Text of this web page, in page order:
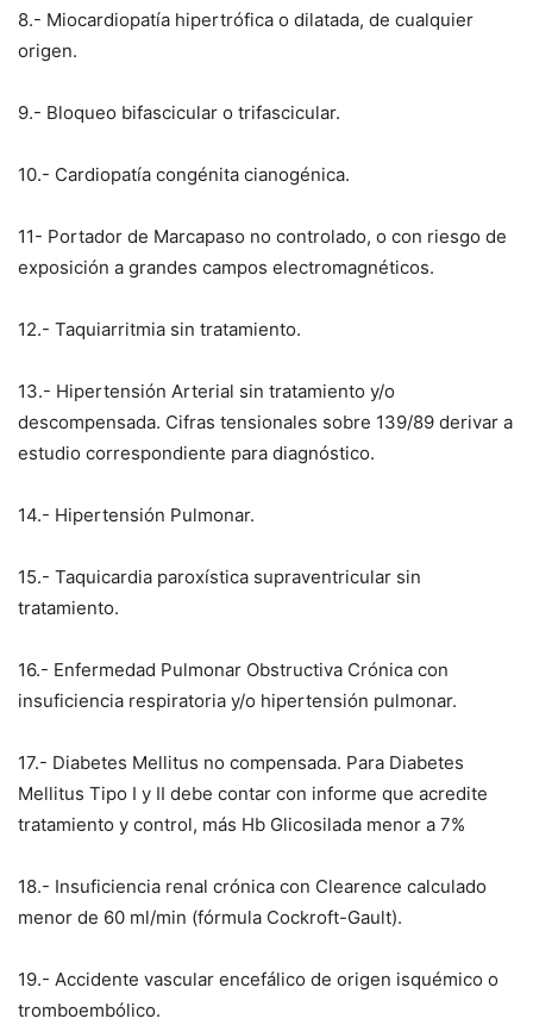
8.- Miocardiopatía hipertrófica o dilatada, de cualquier
origen.
9.- Bloqueo bifascicular o trifascicular.
10.- Cardiopatía congénita cianogénica.
11- Portador de Marcapaso no controlado, o con riesgo de
exposición a grandes campos electromagnéticos.
12.- Taquiarritmia sin tratamiento.
13.- Hipertensión Arterial sin tratamiento y/o
descompensada. Cifras tensionales sobre 139/89 derivar a
estudio correspondiente para diagnóstico.
14.- Hipertensión Pulmonar.
15.- Taquicardia paroxística supraventricular sin
tratamiento.
16.- Enfermedad Pulmonar Obstructiva Crónica con
insuficiencia respiratoria y/o hipertensión pulmonar.
17.- Diabetes Mellitus no compensada. Para Diabetes
Mellitus Tipo I y II debe contar con informe que acredite
tratamiento y control, más Hb Glicosilada menor a 7%
18.- Insuficiencia renal crónica con Clearence calculado
menor de 60 ml/min (fórmula Cockroft-Gault).
19.- Accidente vascular encefálico de origen isquémico o
tromboembólico.